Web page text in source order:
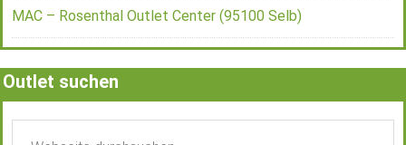
MAC – Rosenthal Outlet Center (95100 Selb)
Outlet suchen